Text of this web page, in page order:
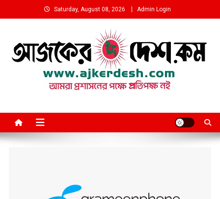
to
Saturday, August 08, 2026 Admin Login